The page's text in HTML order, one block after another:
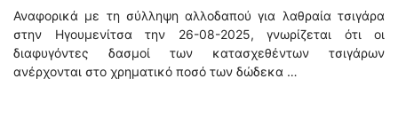
Αναφορικά με τη σύλληψη αλλοδαπού για λαθραία τσιγάρα
στην Ηγουμενίτσα την 26-08-2025, γνωρίζεται ότι οι
διαφυγόντες δασμοί των κατασχεθέντων τσιγάρων
ανέρχονται στο χρηματικό ποσό των δώδεκα …